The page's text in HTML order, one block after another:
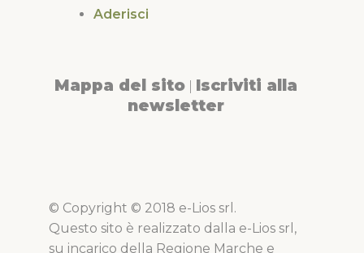
Aderisci
Mappa del sito Iscriviti alla
newsletter
© Copyright © 2018 e-Lios srl.
Questo sito è realizzato dalla e-Lios srl,
su incarico della Regione Marche e